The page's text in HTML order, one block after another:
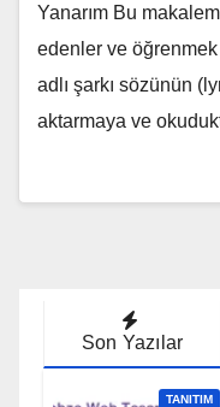
Yanarım Bu
edenler ve öğrenmek
adlı şarkı sözünün
aktarmaya ve
Son Yazılar
TANITIM